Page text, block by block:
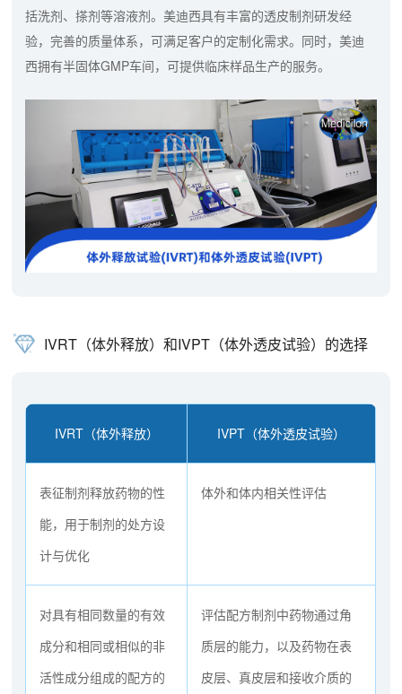
括洗剂、搽剂等溶液剂。美迪西具有丰富的透皮制剂研发经
验，完善的质量体系，可满足客户的定制化需求。同时，美迪
西拥有半固体GMP车间，可提供临床样品生产的服务。
IVRT（体外释放）和IVPT（体外透皮试验）的选择
IVRT（体外释放） IVPT（体外透皮试验）
表征制剂释放药物的性
能，用于制剂的处方设
计与优化
体外和体内相关性评估
对具有相同数量的有效
成分和相同或相似的非
活性成分组成的配方的
评估配方制剂中药物通过角
质层的能力，以及药物在表
皮层、真皮层和接收介质的